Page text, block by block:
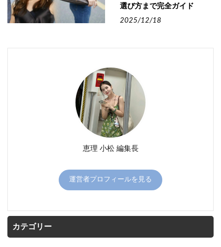
選び方まで完全ガイド
2025/12/18
恵理 小松 編集長
運営者プロフィールを見る
カテゴリー